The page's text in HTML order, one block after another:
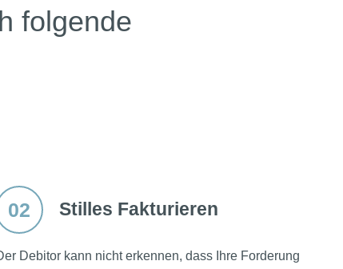
folgende
02 Stilles Fakturieren
Debitor kann nicht erkennen, dass Ihre Forderung